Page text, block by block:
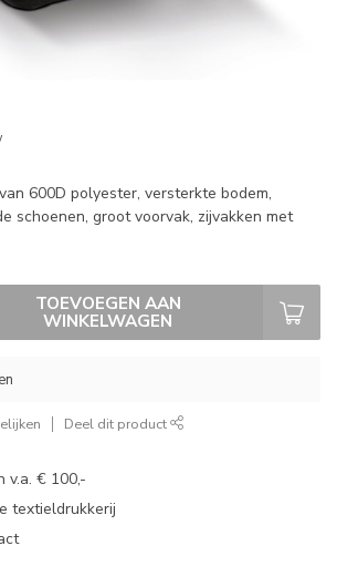
600D polyester, versterkte bodem,
schoenen, groot voorvak, zijvakken met
TOEVOEGEN AAN
WINKELWAGEN
Deel dit product
v.a. € 100,-
textieldrukkerij